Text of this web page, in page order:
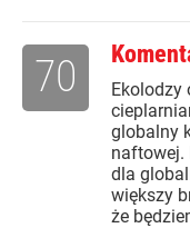
Ekolodzy
globalny
naftowej.
dla
większy
że
70